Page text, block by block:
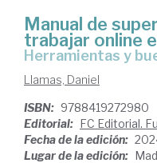
Manual de
trabajar online
herramientas y
Llamas, Daniel
ISBN: 9788419272980
Editorial: FC Editorial.
Fecha de la edición:
Lugar de la edición: